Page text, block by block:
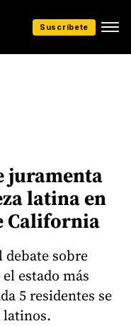
Suscríbete
juramenta
latina en
California
debate sobre
estado más
5 residentes se